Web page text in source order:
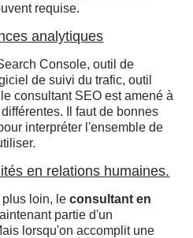
requise.
analytiques
Console, outil de
de suivi du trafic, outil
consultant SEO est amené à
Il faut de bonnes
interpréter l'ensemble de
en relations humaines.
loin, le consultant en
partie d'un
lorsqu'on accomplit une